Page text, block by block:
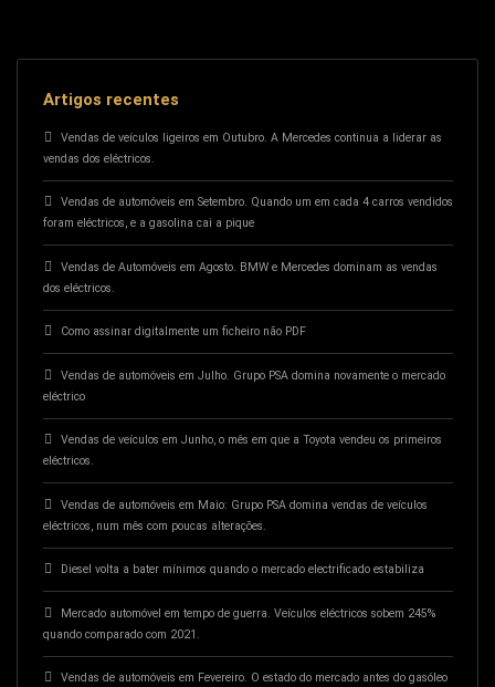
Artigos recentes
Vendas de veículos ligeiros em Outubro. A Mercedes continua a liderar as
vendas dos eléctricos.
Vendas de automóveis em Setembro. Quando um em cada 4 carros vendidos
foram eléctricos, e a gasolina cai a pique
Vendas de Automóveis em Agosto. BMW e Mercedes dominam as vendas
dos eléctricos.
Como assinar digitalmente um ficheiro não PDF
Vendas de automóveis em Julho. Grupo PSA domina novamente o mercado
eléctrico
Vendas de veículos em Junho, o mês em que a Toyota vendeu os primeiros
eléctricos.
Vendas de automóveis em Maio: Grupo PSA domina vendas de veículos
eléctricos, num mês com poucas alterações.
Diesel volta a bater mínimos quando o mercado electrificado estabiliza
Mercado automóvel em tempo de guerra. Veículos eléctricos sobem 245%
quando comparado com 2021.
Vendas de automóveis em Fevereiro. O estado do mercado antes do gasóleo